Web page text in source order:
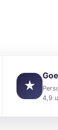
★
4,9